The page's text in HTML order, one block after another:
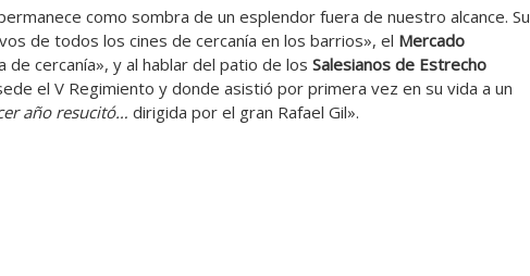
como sombra de un esplendor fuera de nuestro alcance. Su
de todos los cines de cercanía en los barrios», el Mercado
de cercanía», y al hablar del patio de los Salesianos de Estrecho
el V Regimiento y donde asistió por primera vez en su vida a un
año resucitó… dirigida por el gran Rafael Gil».